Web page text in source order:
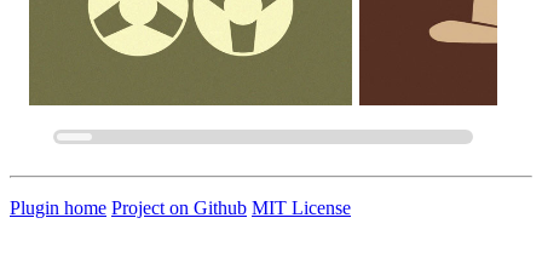
Plugin home Project on Github MIT License